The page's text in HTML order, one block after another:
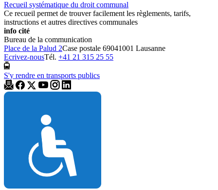
Recueil systématique du droit communal
Ce recueil permet de trouver facilement les règlements, tarifs,
instructions et autres directives communales
info cité
Bureau de la communication
Place de la Palud 2Case postale 69041001 Lausanne
Ecrivez-nousTél. +41 21 315 25 55
S'y rendre en transports publics